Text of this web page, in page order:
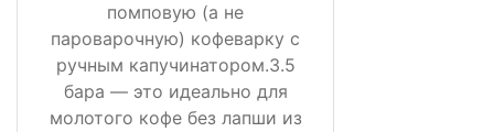
помповую (а не
пароварочную) кофеварку с
ручным капучинатором.3.5
бара — это идеально для
молотого кофе без лапши из